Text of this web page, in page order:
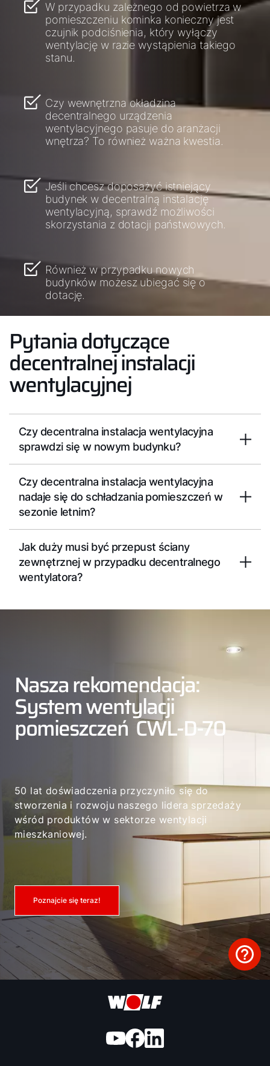
W przypadku zależnego od powietrza w
pomieszczeniu kominka konieczny jest
czujnik podciśnienia, który wyłączy
wentylację w razie wystąpienia takiego
stanu.
Czy wewnętrzna okładzina
decentralnego urządzenia
wentylacyjnego pasuje do aranżacji
wnętrza? To również ważna kwestia.
Jeśli chcesz doposażyć istniejący
budynek w decentralną instalację
wentylacyjną, sprawdź możliwości
skorzystania z dotacji państwowych.
Również w przypadku nowych
budynków możesz ubiegać się o
dotację.
Pytania dotyczące
decentralnej instalacji
wentylacyjnej
Czy decentralna instalacja wentylacyjna
sprawdzi się w nowym budynku?
Czy decentralna instalacja wentylacyjna
nadaje się do schładzania pomieszczeń w
sezonie letnim?
Jak duży musi być przepust ściany
zewnętrznej w przypadku decentralnego
wentylatora?
Nasza rekomendacja:
System wentylacji
pomieszczeń CWL-D-70
50 lat doświadczenia przyczyniło się do
stworzenia i rozwoju naszego lidera sprzedaży
wśród produktów w sektorze wentylacji
mieszkaniowej.
Poznajcie się teraz!